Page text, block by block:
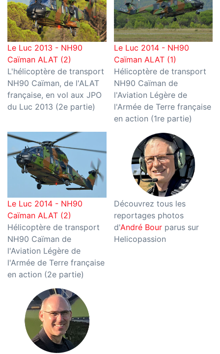
Le Luc 2013 - NH90
Caïman ALAT (2)
L'hélicoptère de transport
NH90 Caïman, de l'ALAT
française, en vol aux JPO
du Luc 2013 (2e partie)
Le Luc 2014 - NH90
Caïman ALAT (1)
Hélicoptère de transport
NH90 Caïman de
l'Aviation Légère de
l'Armée de Terre française
en action (1re partie)
Le Luc 2014 - NH90
Caïman ALAT (2)
Hélicoptère de transport
NH90 Caïman de
l'Aviation Légère de
l'Armée de Terre française
en action (2e partie)
Découvrez tous les
reportages photos
d'André Bourparus sur
Helicopassion